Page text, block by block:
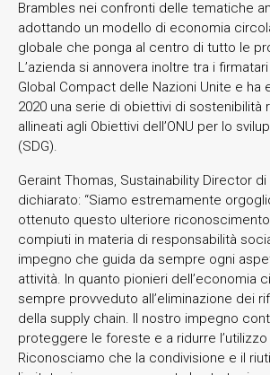
Brambles nei confronti delle tematiche
adottando un modello di economia
globale che ponga al centro di tutto le
L’azienda si annovera inoltre tra i
Global Compact delle Nazioni Unite e ha
2020 una serie di obiettivi di sostenibilità
allineati agli Obiettivi dell’ONU per lo
(SDG).
Geraint Thomas, Sustainability Director di
dichiarato: “Siamo estremamente
ottenuto questo ulteriore
compiuti in materia di responsabilità
impegno che guida da sempre ogni
attività. In quanto pionieri dell’economia
sempre provveduto all’eliminazione dei
della supply chain. Il nostro impegno
proteggere le foreste e a ridurre
Riconosciamo che la condivisione e il